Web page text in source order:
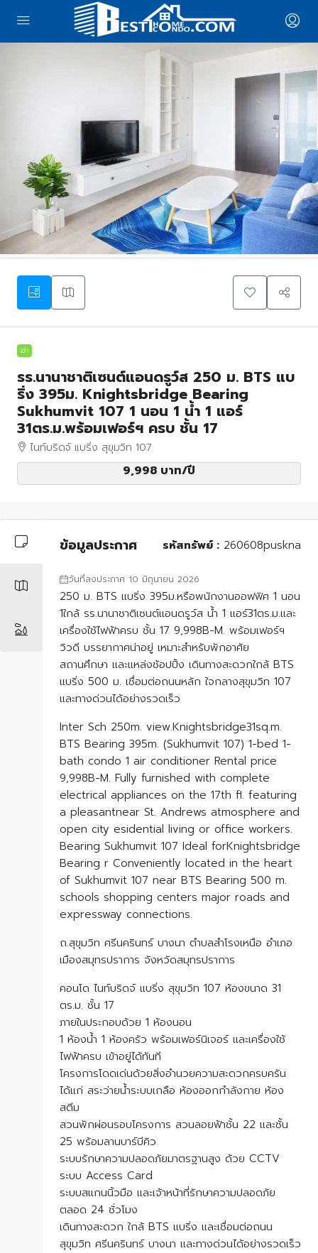
เช่า
รร.นานาชาติเซนต์แอนดรูว์ส 250 ม. BTS แบ
ริ่ง 395ม. Knightsbridge Bearing
Sukhumvit 107 1 นอน 1 น้ำ 1 แอร์
31ตร.ม.พร้อมเฟอร์ฯ ครบ ชั้น 17
ไนท์บริดจ์ แบริ่ง สุขุมวิท 107
9,998 บาท/ปี
ข้อมูลประกาศ รหัสทรัพย์ : 260608puskna
วันที่ลงประกาศ 10 มิถุนายน 2026
250 ม. BTS แบริ่ง 395ม.หรือพนักงานออฟฟิศ 1 นอน
1ใกล้ รร.นานาชาติเซนต์แอนดรูว์ส น้ำ 1 แอร์31ตร.ม.และ
เครื่องใช้ไฟฟ้าครบ ชั้น 17 9,998B-M. พร้อมเฟอร์ฯ
วิวดี บรรยากาศน่าอยู่ เหมาะสำหรับพักอาศัย
สถานศึกษา และแหล่งช้อปปิ้ง เดินทางสะดวกใกล้ BTS
แบริ่ง 500 ม. เชื่อมต่อถนนหลัก ใจกลางสุขุมวิท 107
และทางด่วนได้อย่างรวดเร็ว
Inter Sch 250m. view.Knightsbridge31sq.m.
BTS Bearing 395m. (Sukhumvit 107) 1-bed 1-
bath condo 1 air conditioner Rental price
9,998B-M. Fully furnished with complete
electrical appliances on the 17th fl. featuring
a pleasantnear St. Andrews atmosphere and
open city esidential living or office workers.
Bearing Sukhumvit 107 Ideal forKnightsbridge
Bearing r Conveniently located in the heart
of Sukhumvit 107 near BTS Bearing 500 m.
schools shopping centers major roads and
expressway connections.
ถ.สุขุมวิท ศรีนครินทร์ บางนา ตำบลสำโรงเหนือ อำเภอ
เมืองสมุทรปราการ จังหวัดสมุทรปราการ
คอนโด ไนท์บริดจ์ แบริ่ง สุขุมวิท 107 ห้องขนาด 31
ตร.ม. ชั้น 17
ภายในประกอบด้วย 1 ห้องนอน
1 ห้องน้ำ 1 ห้องครัว พร้อมเฟอร์นิเจอร์ และเครื่องใช้
ไฟฟ้าครบ เข้าอยู่ได้ทันที
โครงการโดดเด่นด้วยสิ่งอำนวยความสะดวกครบครัน
ได้แก่ สระว่ายน้ำระบบเกลือ ห้องออกกำลังกาย ห้อง
สตีม
สวนพักผ่อนรอบโครงการ สวนลอยฟ้าชั้น 22 และชั้น
25 พร้อมลานบาร์บีคิว
ระบบรักษาความปลอดภัยมาตรฐานสูง ด้วย CCTV
ระบบ Access Card
ระบบสแกนนิ้วมือ และเจ้าหน้าที่รักษาความปลอดภัย
ตลอด 24 ชั่วโมง
เดินทางสะดวก ใกล้ BTS แบริ่ง และเชื่อมต่อถนน
สุขุมวิท ศรีนครินทร์ บางนา และทางด่วนได้อย่างรวดเร็ว